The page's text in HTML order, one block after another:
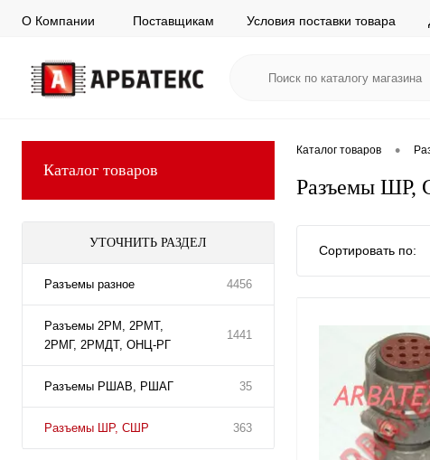
О Компании Поставщикам Условия поставки товара
Каталог товаров
УТОЧНИТЬ РАЗДЕЛ
Разъемы разное 4456
Разъемы 2РМ, 2РМТ,
2РМГ, 2РМДТ, ОНЦ-РГ
1441
Разъемы РШАВ, РШАГ 35
Разъемы ШР, СШР 363
Каталог товаров •
Разъемы ШР,
Сортировать по: